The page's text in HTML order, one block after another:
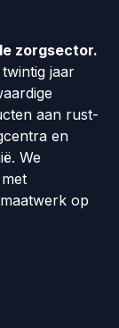
zorgsector.
jaar
aan rust-
en
We
op